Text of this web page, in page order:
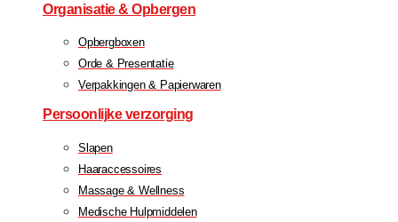
Organisatie & Opbergen
Opbergboxen
Orde & Presentatie
Verpakkingen & Papierwaren
Persoonlijke verzorging
Slapen
Haaraccessoires
Massage & Wellness
Medische Hulpmiddelen